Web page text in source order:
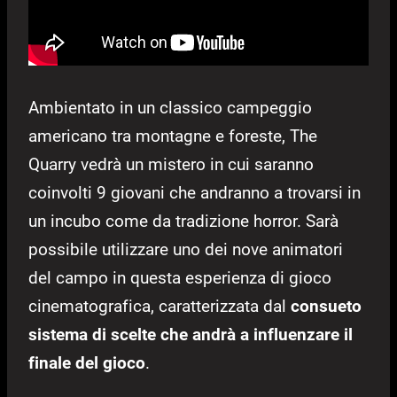
Ambientato in un classico campeggio
americano tra montagne e foreste, The
Quarry vedrà un mistero in cui saranno
coinvolti 9 giovani che andranno a trovarsi in
un incubo come da tradizione horror. Sarà
possibile utilizzare uno dei nove animatori
del campo in questa esperienza di gioco
cinematografica, caratterizzata dal consueto
sistema di scelte che andrà a influenzare il
finale del gioco.